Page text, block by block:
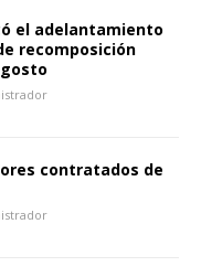
el adelantamiento
recomposición
contratados de